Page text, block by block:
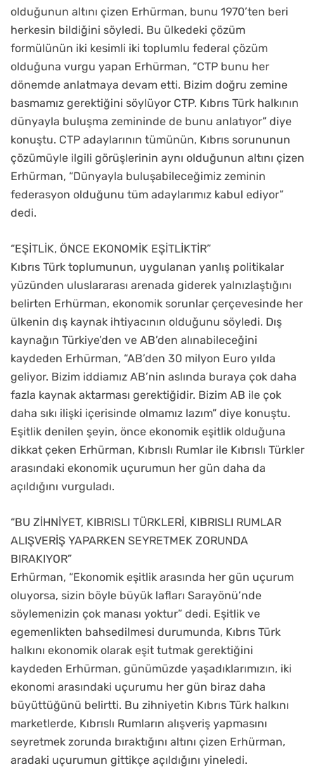
olduğunun altını çizen Erhürman, bunu 1970’ten beri
herkesin bildiğini söyledi. Bu ülkedeki çözüm
formülünün iki kesimli iki toplumlu federal çözüm
olduğuna vurgu yapan Erhürman, “CTP bunu her
dönemde anlatmaya devam etti. Bizim doğru zemine
basmamız gerektiğini söylüyor CTP. Kıbrıs Türk halkının
dünyayla buluşma zemininde de bunu anlatıyor” diye
konuştu. CTP adaylarının tümünün, Kıbrıs sorununun
çözümüyle ilgili görüşlerinin aynı olduğunun altını çizen
Erhürman, “Dünyayla buluşabileceğimiz zeminin
federasyon olduğunu tüm adaylarımız kabul ediyor”
dedi.
“EŞİTLİK, ÖNCE EKONOMİK EŞİTLİKTİR”
Kıbrıs Türk toplumunun, uygulanan yanlış politikalar
yüzünden uluslararası arenada giderek yalnızlaştığını
belirten Erhürman, ekonomik sorunlar çerçevesinde her
ülkenin dış kaynak ihtiyacının olduğunu söyledi. Dış
kaynağın Türkiye’den ve AB’den alınabileceğini
kaydeden Erhürman, “AB’den 30 milyon Euro yılda
geliyor. Bizim iddiamız AB’nin aslında buraya çok daha
fazla kaynak aktarması gerektiğidir. Bizim AB ile çok
daha sıkı ilişki içerisinde olmamız lazım” diye konuştu.
Eşitlik denilen şeyin, önce ekonomik eşitlik olduğuna
dikkat çeken Erhürman, Kıbrıslı Rumlar ile Kıbrıslı Türkler
arasındaki ekonomik uçurumun her gün daha da
açıldığını vurguladı.
“BU ZİHNİYET, KIBRISLI TÜRKLERİ, KIBRISLI RUMLAR
ALIŞVERİŞ YAPARKEN SEYRETMEK ZORUNDA
BIRAKIYOR”
Erhürman, “Ekonomik eşitlik arasında her gün uçurum
oluyorsa, sizin böyle büyük lafları Sarayönü’nde
söylemenizin çok manası yoktur” dedi. Eşitlik ve
egemenlikten bahsedilmesi durumunda, Kıbrıs Türk
halkını ekonomik olarak eşit tutmak gerektiğini
kaydeden Erhürman, günümüzde yaşadıklarımızın, iki
ekonomi arasındaki uçurumu her gün biraz daha
büyüttüğünü belirtti. Bu zihniyetin Kıbrıs Türk halkını
marketlerde, Kıbrıslı Rumların alışveriş yapmasını
seyretmek zorunda bıraktığını altını çizen Erhürman,
aradaki uçurumun gittikçe açıldığını yineledi.